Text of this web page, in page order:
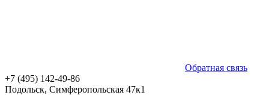
Обратная связь
+7 (495) 142-49-86
Подольск, Симферопольская 47к1